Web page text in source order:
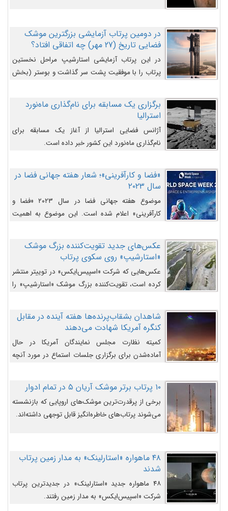
در دومین پرتاب آزمایشی بزرگترین موشک
فضایی تاریخ (27 مهر‌) چه اتفاقی افتاد؟
در این پرتاب آزمایشی استارشیپ مراحل نخستین
پرتاب را با موفقیت پشت سر گذاشت و بوستر (بخش
را وارد مسیر از پیش تعیین‌شده کند و سپس با یک
مکانیزم جدید با موفقیت از آن جدا شود. ‌
برگزاری یک مسابقه برای نام‌گذاری ماه‌نورد
استرالیا
آژانس فضایی استرالیا از آغاز یک مسابقه برای
نام‌گذاری ماه‌نورد این کشور خبر داده است.
«فضا و کارآفرینی»؛ شعار هفته جهانی فضا در
سال ۲۰۲۳
موضوع هفته جهانی فضا در سال ۲۰۲۳ «فضا و
کارآفرینی» اعلام شده است. این موضوع به اهمیت
روزافزون کارآفرینی در حوزه فضایی و مزایای جدیدی که
کارآفرینان این حوزه ایجاد می‌کنند، می‌پردازد.
عکس‌های جدید تقویت‌کننده بزرگ موشک
«استارشیپ» روی سکوی پرتاب
عکس‌هایی که شرکت «اسپیس‌ایکس» در توییتر منتشر
کرده است، تقویت‌کننده بزرگ موشک «استارشیپ» را
شاهدان بشقاب‌پرنده‌ها هفته آینده در مقابل
کنگره آمریکا شهادت می‌دهند
کمیته نظارت مجلس نمایندگان آمریکا در حال
آماده‌شدن برای برگزاری جلسات استماع در مورد آنچه
می‌دانند، است و قرار است افشاگران یوفوها هفته آینده
در مقابل آنها شهادت دهند.۱۰ پرتاب برتر موشک آریان ۵ در تمام ادوار
برخی از پرقدرت‌ترین موشک‌های اروپایی که بازنشسته
می‌شوند پرتاب‌های خاطره‌انگیز قابل توجهی داشته‌اند.
۴۸ ماهواره «استارلینک» به مدار زمین پرتاب
شدند
۴۸ ماهواره جدید «استارلینک» در جدیدترین پرتاب
شرکت «اسپیس‌ایکس» به مدار زمین رفتند.